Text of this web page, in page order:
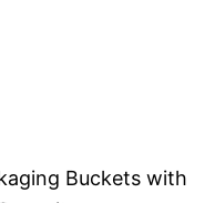
Buckets with